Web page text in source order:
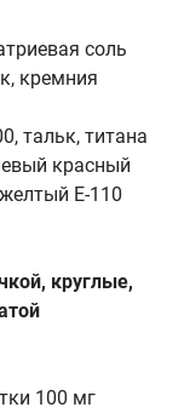
соль
кремния
тальк, титана
красный
Е-110
круглые,
100 мг